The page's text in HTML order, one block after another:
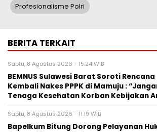
Profesionalisme Polri
BERITA TERKAIT
Sabtu, 8 Agustus 2026 - 15:24 WIB
BEMNUS Sulawesi Barat Soroti
Kembali Nakes PPPK di Mamuju :
Tenaga Kesehatan Korban Kebijakan
Sabtu, 8 Agustus 2026 - 11:19 WIB
Bapelkum Bitung Dorong Pelayanan